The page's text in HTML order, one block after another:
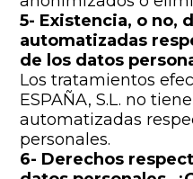
5- Existencia, o no,
automatizadas
de los datos
Los tratamientos
ESPAÑA, S.L. no
automatizadas
personales.
6- Derechos